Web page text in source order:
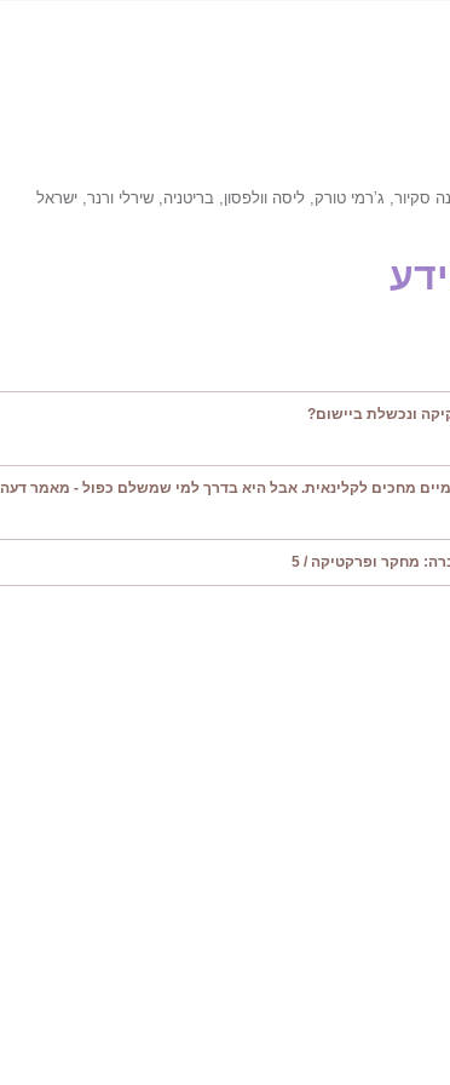
סקיור, ג’רמי טורק, ליסה וולפסון, בריטניה, שירלי ורנר, ישראל
ונכשלת ביישום?
מחכים לקלינאית. אבל היא בדרך למי שמשלם כפול - מאמר דעה
מחקר ופרקטיקה / 5